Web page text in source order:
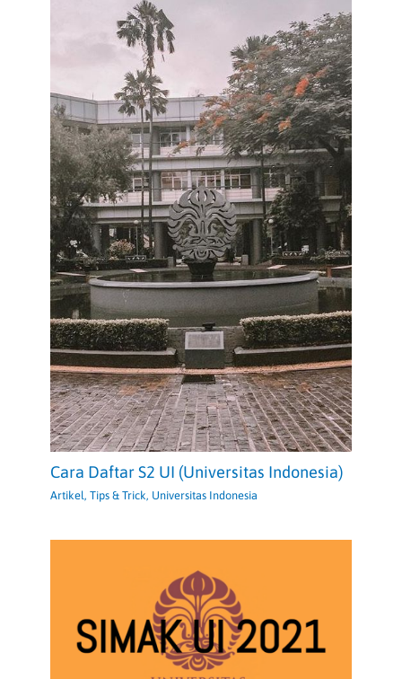
Cara Daftar S2 UI (Universitas Indonesia)
Artikel,Tips & Trick, Universitas Indonesia